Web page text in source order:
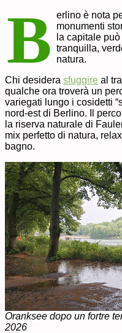
B erlino è nota
monumenti
la capitale
tranquilla,
natura.
Chi desidera sfuggire al
qualche ora troverà un
variegati lungo i cosidetti
nord-est di Berlino. Il
la riserva naturale di
mix perfetto di natura,
bagno.
Oranksee dopo un fortre
2026